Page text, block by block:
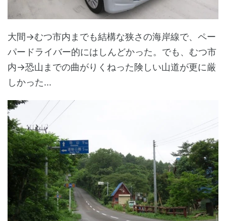
大間→むつ市内までも結構な狭さの海岸線で、ペー
パードライバー的にはしんどかった。でも、むつ市
内→恐山までの曲がりくねった険しい山道が更に厳
しかった...